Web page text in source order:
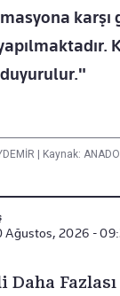
karşı
Kaynak:
Ağustos, 2026 -
Fazlası